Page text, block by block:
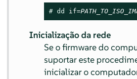
# dd if=
Inicialização da rede
Se o firmware do
suportar este
inicializar o